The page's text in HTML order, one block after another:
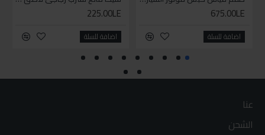
675.00LE
اضافة للسلة
225.00LE
اضافة للسلة
عنا
الشحن